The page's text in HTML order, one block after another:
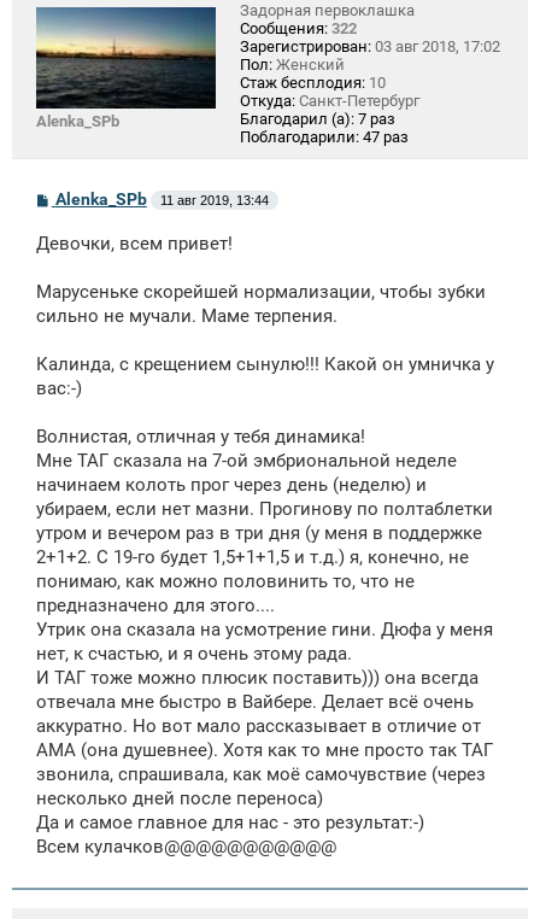
Alenka_SPb
Задорная первоклашка
Сообщения: 322
Зарегистрирован: 03 авг 2018, 17:02
Пол: Женский
Стаж бесплодия: 10
Откуда: Санкт-Петербург
Благодарил (а): 7 раз
Поблагодарили: 47 раз
С
б
е
н
и
Alenka_SPb 11 авг 2019, 13:44
Девочки, всем привет!
Марусеньке скорейшей нормализации, чтобы зубки
сильно не мучали. Маме терпения.
Калинда, с крещением сынулю!!! Какой он умничка у
вас:-)
Волнистая, отличная у тебя динамика!
Мне ТАГ сказала на 7-ой эмбриональной неделе
начинаем колоть прог через день (неделю) и
убираем, если нет мазни. Прогинову по полтаблетки
утром и вечером раз в три дня (у меня в поддержке
2+1+2. С 19-го будет 1,5+1+1,5 и т.д.) я, конечно, не
понимаю, как можно половинить то, что не
предназначено для этого....
Утрик она сказала на усмотрение гини. Дюфа у меня
нет, к счастью, и я очень этому рада.
И ТАГ тоже можно плюсик поставить))) она всегда
отвечала мне быстро в Вайбере. Делает всё очень
аккуратно. Но вот мало рассказывает в отличие от
АМА (она душевнее). Хотя как то мне просто так ТАГ
звонила, спрашивала, как моё самочувствие (через
несколько дней после переноса)
Да и самое главное для нас - это результат:-)
Всем кулачков@@@@@@@@@@@